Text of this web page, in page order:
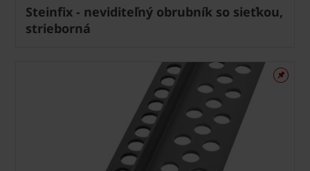
Steinfix - neviditeľný obrubník so sieťkou,
strieborná